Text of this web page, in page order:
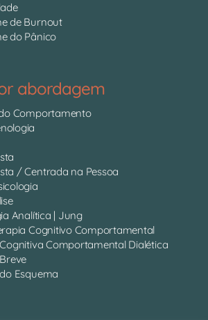
de Burnout
do Pânico
abordagem
Comportamento
/ Centrada na Pessoa
Analítica | Jung
Cognitivo Comportamental
Comportamental Dialética
Esquema